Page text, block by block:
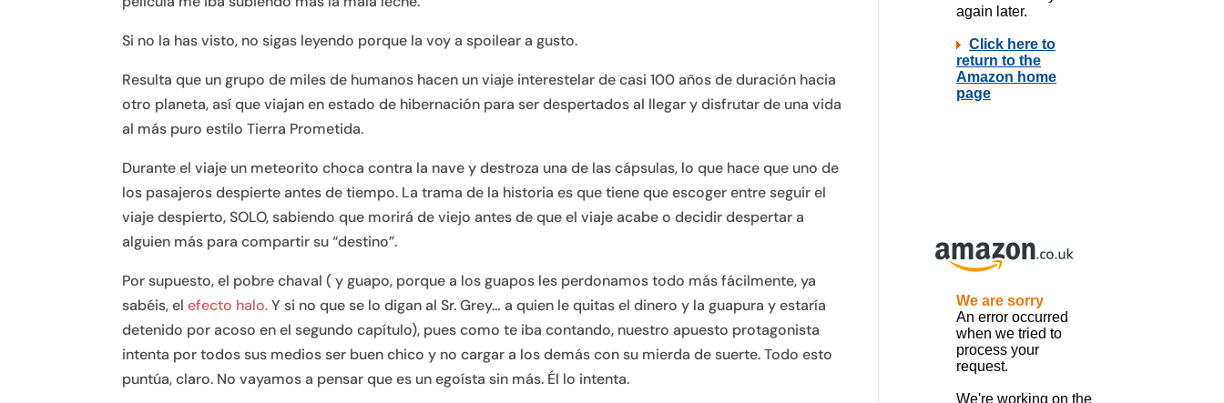
Si no la has visto, no sigas leyendo porque la voy a spoilear a gusto.
Resulta que un grupo de miles de humanos hacen un viaje interestelar de casi 100 años de duración hacia
otro planeta, así que viajan en estado de hibernación para ser despertados al llegar y disfrutar de una vida
al más puro estilo Tierra Prometida.
Durante el viaje un meteorito choca contra la nave y destroza una de las cápsulas, lo que hace que uno de
los pasajeros despierte antes de tiempo. La trama de la historia es que tiene que escoger entre seguir el
viaje despierto, SOLO, sabiendo que morirá de viejo antes de que el viaje acabe o decidir despertar a
alguien más para compartir su “destino”.
Por supuesto, el pobre chaval ( y guapo, porque a los guapos les perdonamos todo más fácilmente, ya
sabéis, el efecto halo.Y si no que se lo digan al Sr. Grey… a quien le quitas el dinero y la guapura y estaría
detenido por acoso en el segundo capítulo), pues como te iba contando, nuestro apuesto protagonista
intenta por todos sus medios ser buen chico y no cargar a los demás con su mierda de suerte. Todo esto
puntúa, claro. No vayamos a pensar que es un egoísta sin más. Él lo intenta.